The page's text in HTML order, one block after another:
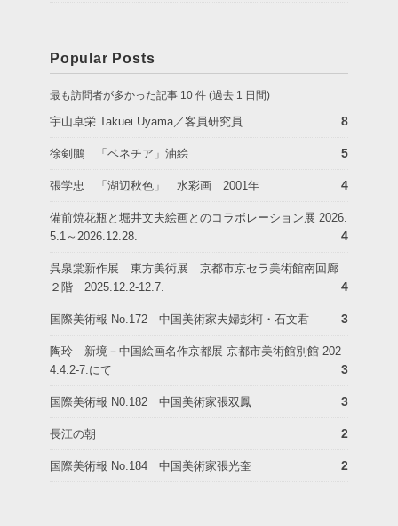
Popular Posts
最も訪問者が多かった記事 10 件 (過去 1 日間)
宇山卓栄 Takuei Uyama／客員研究員 8
徐剣鵬 「ベネチア」油絵 5
張学忠 「湖辺秋色」 水彩画 2001年 4
備前焼花瓶と堀井文夫絵画とのコラボレーション展 2026.
5.1～2026.12.28.
4
呉泉棠新作展 東方美術展 京都市京セラ美術館南回廊
２階 2025.12.2-12.7.
4
国際美術報 No.172 中国美術家夫婦彭柯・石文君 3
陶玲 新境－中国絵画名作京都展 京都市美術館別館 202
4.4.2-7.にて
3
国際美術報 N0.182 中国美術家張双鳳 3
長江の朝 2
国際美術報 No.184 中国美術家張光奎 2